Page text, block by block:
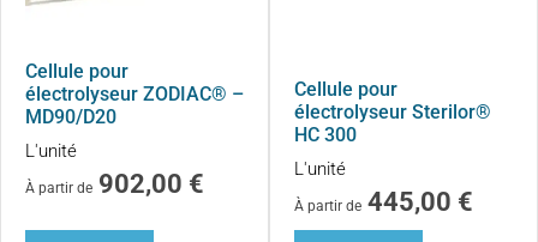
Cellule pour
électrolyseur ZODIAC® –
MD90/D20
L'unité
À partir de 902,00 €
Cellule pour
électrolyseur Sterilor®
HC 300
L'unité
À partir de 445,00 €